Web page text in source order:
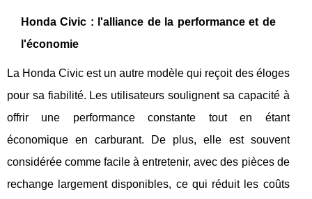
Honda Civic : l'alliance de la performance et de
l'économie
La Honda Civic est un autre modèle qui reçoit des éloges
pour sa fiabilité. Les utilisateurs soulignent sa capacité à
offrir une performance constante tout en étant
économique en carburant. De plus, elle est souvent
considérée comme facile à entretenir, avec des pièces de
rechange largement disponibles, ce qui réduit les coûts